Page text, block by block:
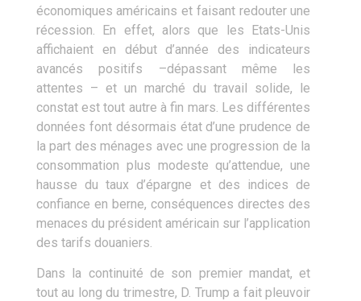
économiques américains et faisant redouter une
récession. En effet, alors que les Etats-Unis
affichaient en début d’année des indicateurs
avancés positifs –dépassant même les
attentes – et un marché du travail solide, le
constat est tout autre à fin mars. Les différentes
données font désormais état d’une prudence de
la part des ménages avec une progression de la
consommation plus modeste qu’attendue, une
hausse du taux d’épargne et des indices de
confiance en berne, conséquences directes des
menaces du président américain sur l’application
des tarifs douaniers.
Dans la continuité de son premier mandat, et
tout au long du trimestre, D. Trump a fait pleuvoir